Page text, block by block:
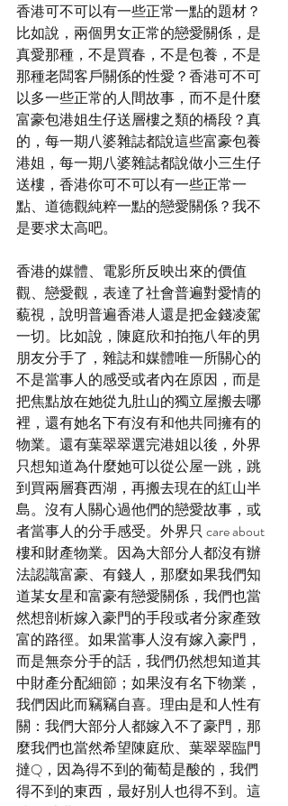
香港可不可以有一些正常一點的題材？
比如說，兩個男女正常的戀愛關係，是
真愛那種，不是買春，不是包養，不是
那種老闆客戶關係的性愛？香港可不可
以多一些正常的人間故事，而不是什麼
富豪包港姐生仔送層樓之類的橋段？真
的，每一期八婆雜誌都說這些富豪包養
港姐，每一期八婆雜誌都說做小三生仔
送樓，香港你可不可以有一些正常一
點、道德觀純粹一點的戀愛關係？我不
是要求太高吧。
香港的媒體、電影所反映出來的價值
觀、戀愛觀，表達了社會普遍對愛情的
藐視，說明普遍香港人還是把金錢凌駕
一切。比如說，陳庭欣和拍拖八年的男
朋友分手了，雜誌和媒體唯一所關心的
不是當事人的感受或者內在原因，而是
把焦點放在她從九肚山的獨立屋搬去哪
裡，還有她名下有沒有和他共同擁有的
物業。還有葉翠翠選完港姐以後，外界
只想知道為什麼她可以從公屋一跳，跳
到買兩層賽西湖，再搬去現在的紅山半
島。沒有人關心過他們的戀愛故事，或
者當事人的分手感受。外界只 care about
樓和財產物業。因為大部分人都沒有辦
法認識富豪、有錢人，那麼如果我們知
道某女星和富豪有戀愛關係，我們也當
然想剖析嫁入豪門的手段或者分家產致
富的路徑。如果當事人沒有嫁入豪門，
而是無奈分手的話，我們仍然想知道其
中財產分配細節；如果沒有名下物業，
我們因此而竊竊自喜。理由是和人性有
關：我們大部分人都嫁入不了豪門，那
麼我們也當然希望陳庭欣、葉翠翠臨門
撻Q，因為得不到的葡萄是酸的，我們
得不到的東西，最好別人也得不到。這